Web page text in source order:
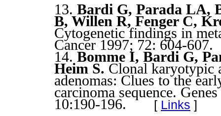
13. Bardi G, Parada LA,
B, Willen R, Fenger C,
Cytogenetic findings in
Cancer 1997; 72: 604-
14. Bomme I, Bardi G,
Heim S. Clonal karyotypic
adenomas: Clues to the
carcinoma sequence.
10:190-196. [ Links ]